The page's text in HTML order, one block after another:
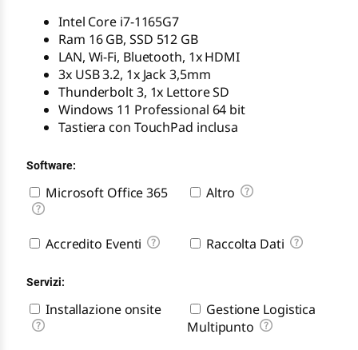
Intel Core i7-1165G7
Ram 16 GB, SSD 512 GB
LAN, Wi-Fi, Bluetooth, 1x HDMI
3x USB 3.2, 1x Jack 3,5mm
Thunderbolt 3, 1x Lettore SD
Windows 11 Professional 64 bit
Tastiera con TouchPad inclusa
Software:
Microsoft Office 365 Altro
Accredito Eventi Raccolta Dati
Servizi:
Installazione onsite
Gestione Logistica
Multipunto